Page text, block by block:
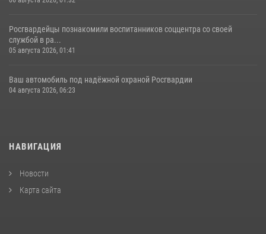
Росгвардейцы познакомили воспитанников соццентра со своей
службой в ра...
05 августа 2026, 01:41
Ваш автомобиль под надёжной охраной Росгвардии
04 августа 2026, 06:23
НАВИГАЦИЯ
Новости
Карта сайта